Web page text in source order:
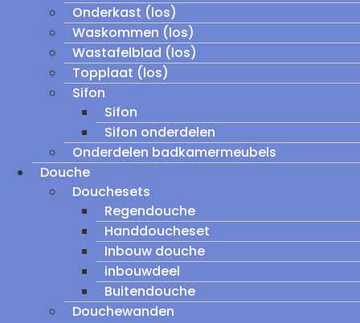
Onderkast (los)
Waskommen (los)
Wastafelblad (los)
Topplaat (los)
Sifon
Sifon
Sifon onderdelen
Onderdelen badkamermeubels
Douche
Douchesets
Regendouche
Handdoucheset
Inbouw douche
inbouwdeel
Buitendouche
Douchewanden